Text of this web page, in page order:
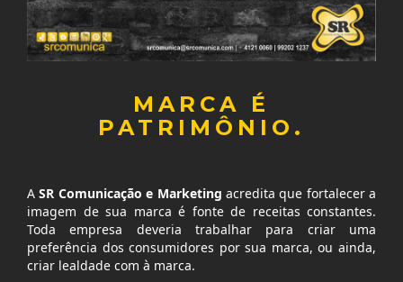
MARCA É
PATRIMÔNIO.
ASR Comunicação e Marketing acredita que fortalecer a
imagem de sua marca é fonte de receitas constantes.
Toda empresa deveria trabalhar para criar uma
preferência dos consumidores por sua marca, ou ainda,
criar lealdade com à marca.